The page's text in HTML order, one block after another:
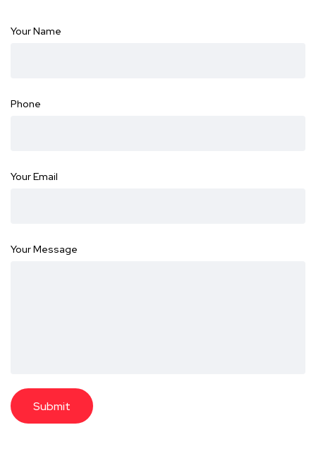
Your Name
Phone
Your Email
Your Message